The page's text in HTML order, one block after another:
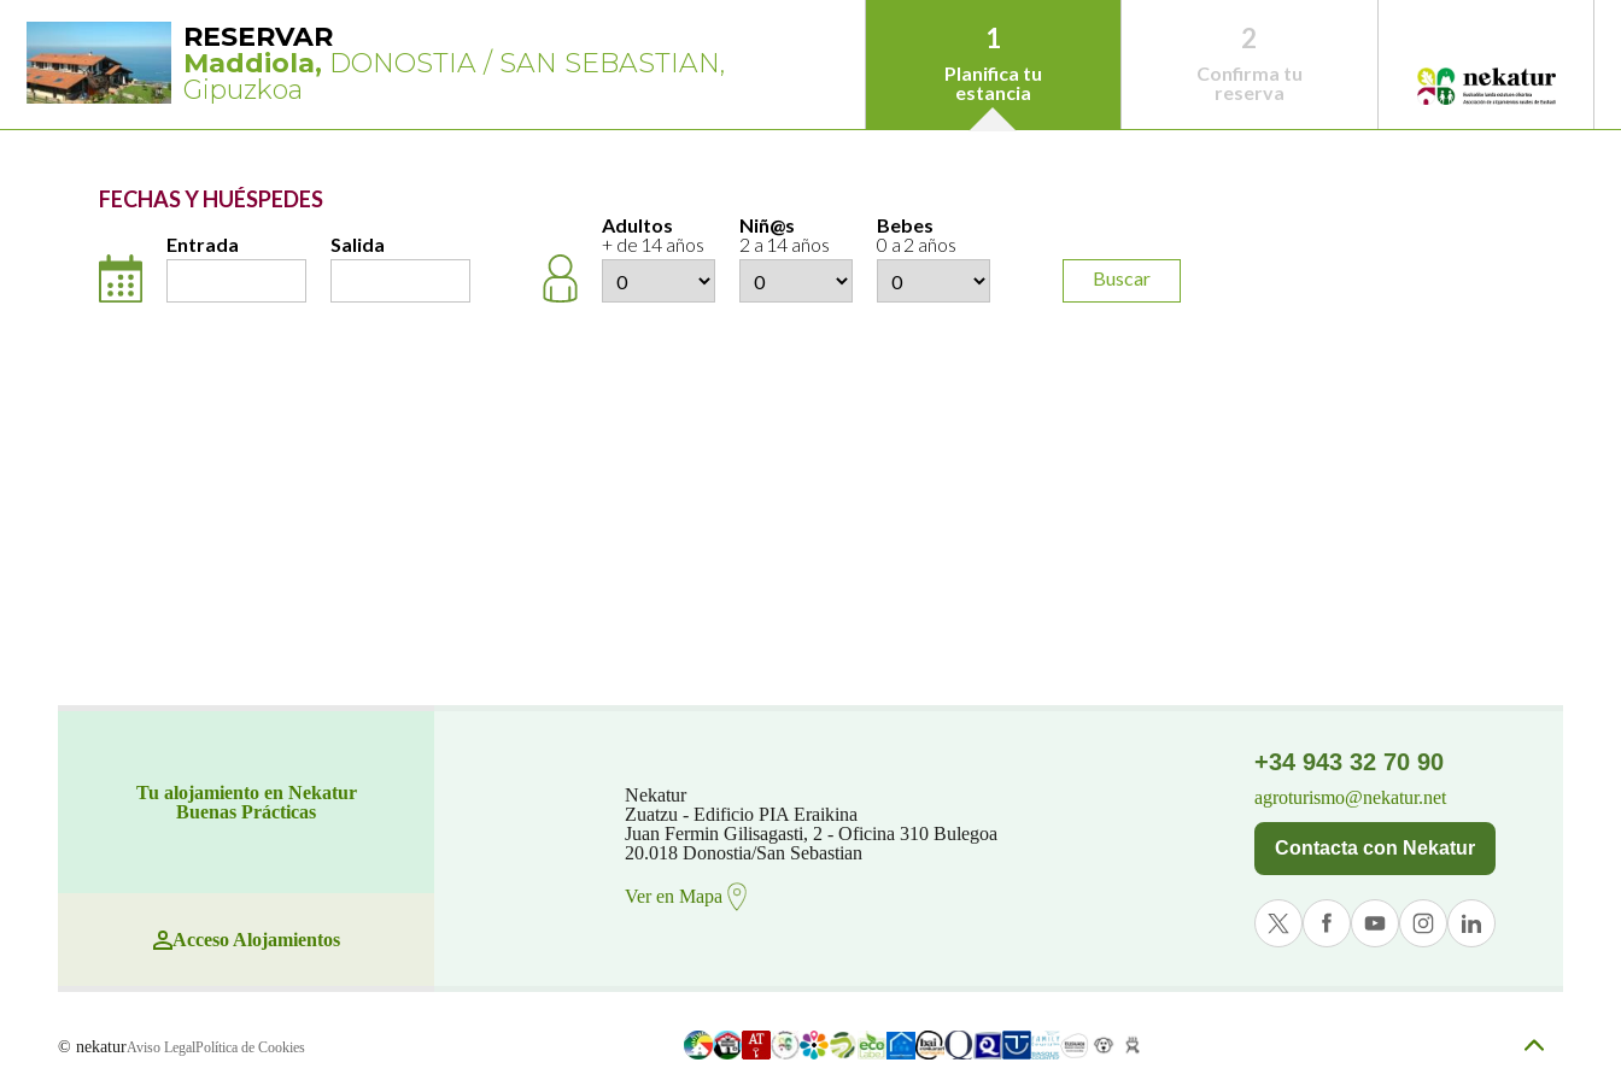
RESERVAR
Maddiola, DONOSTIA / SAN SEBASTIAN,
Gipuzkoa
1
Planifica tu
estancia
2
Confirma tu
reserva
FECHAS Y HUÉSPEDES
Entrada Salida
Adultos
+ de 14 años
Niñ@s
2 a 14 años
Bebes
0 a 2 años
Buscar
Tu alojamiento en Nekatur
Buenas Prácticas
Acceso Alojamientos
Nekatur
Zuatzu - Edificio PIA Eraikina
Juan Fermin Gilisagasti, 2 - Oficina 310 Bulegoa
20.018 Donostia/San Sebastian
Ver en Mapa
+34 943 32 70 90
agroturismo@nekatur.net
Contacta con Nekatur
© nekaturAviso LegalPolítica de Cookies